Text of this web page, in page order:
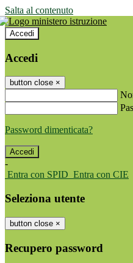
Salta al contenuto
Accedi
Accedi
button close ×
Password dimenticata?
-
Entra con SPID Entra con CIE
Seleziona utente
button close ×
Recupero password